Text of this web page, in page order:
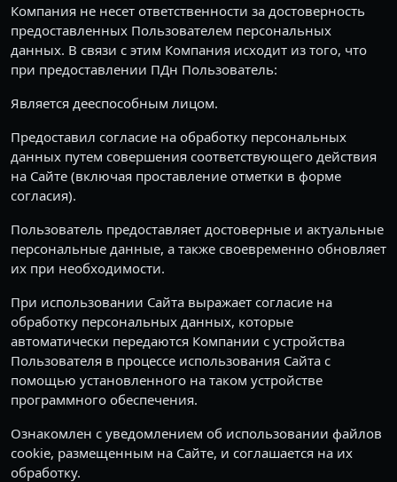
Компания не несет ответственности за достоверность
предоставленных Пользователем персональных
данных. В связи с этим Компания исходит из того, что
при предоставлении ПДн Пользователь:
Является дееспособным лицом.
Предоставил согласие на обработку персональных
данных путем совершения соответствующего действия
на Сайте (включая проставление отметки в форме
согласия).
Пользователь предоставляет достоверные и актуальные
персональные данные, а также своевременно обновляет
их при необходимости.
При использовании Сайта выражает согласие на
обработку персональных данных, которые
автоматически передаются Компании с устройства
Пользователя в процессе использования Сайта с
помощью установленного на таком устройстве
программного обеспечения.
Ознакомлен с уведомлением об использовании файлов
cookie, размещенным на Сайте, и соглашается на их
обработку.